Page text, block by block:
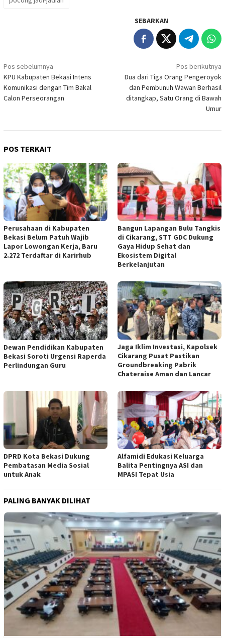
SEBARKAN
Navigasi
pos
Pos sebelumnya
KPU Kabupaten Bekasi Intens
Komunikasi dengan Tim Bakal
Calon Perseorangan
Pos berikutnya
Dua dari Tiga Orang Pengeroyok
dan Pembunuh Wawan Berhasil
ditangkap, Satu Orang di Bawah
Umur
POS TERKAIT
Perusahaan di Kabupaten
Bekasi Belum Patuh Wajib
Lapor Lowongan Kerja, Baru
2.272 Terdaftar di Karirhub
Bangun Lapangan Bulu Tangkis
di Cikarang, STT GDC Dukung
Gaya Hidup Sehat dan
Ekosistem Digital
Berkelanjutan
Dewan Pendidikan Kabupaten
Bekasi Soroti Urgensi Raperda
Perlindungan Guru
Jaga Iklim Investasi, Kapolsek
Cikarang Pusat Pastikan
Groundbreaking Pabrik
Chateraise Aman dan Lancar
DPRD Kota Bekasi Dukung
Pembatasan Media Sosial
untuk Anak
Alfamidi Edukasi Keluarga
Balita Pentingnya ASI dan
MPASI Tepat Usia
PALING BANYAK DILIHAT